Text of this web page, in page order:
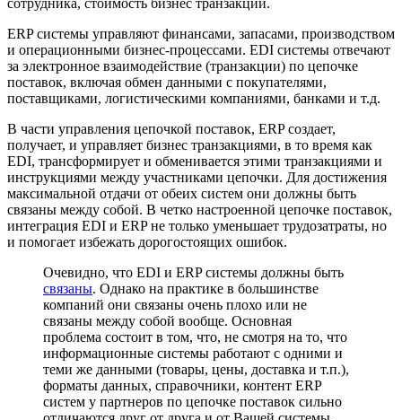
ERP системы управляют финансами, запасами, производством
и операционными бизнес-процессами. EDI системы отвечают
за электронное взаимодействие (транзакции) по цепочке
поставок, включая обмен данными с покупателями,
поставщиками, логистическими компаниями, банками и т.д.
В части управления цепочкой поставок, ERP создает,
получает, и управляет бизнес транзакциями, в то время как
EDI, трансформирует и обменивается этими транзакциями и
инструкциями между участниками цепочки. Для достижения
максимальной отдачи от обеих систем они должны быть
связаны между собой. В четко настроенной цепочке поставок,
интеграция EDI и ERP не только уменьшает трудозатраты, но
и помогает избежать дорогостоящих ошибок.
Очевидно, что EDI и ERP системы должны быть
связаны. Однако на практике в большинстве
компаний они связаны очень плохо или не
связаны между собой вообще. Основная
проблема состоит в том, что, не смотря на то, что
информационные системы работают с одними и
теми же данными (товары, цены, доставка и т.п.),
форматы данных, справочники, контент ERP
систем у партнеров по цепочке поставок сильно